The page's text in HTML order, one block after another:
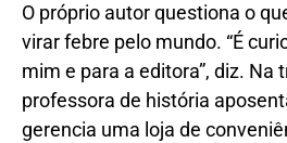
O próprio autor questiona o
virar febre pelo mundo. “É
mim e para a editora”, diz. Na
professora de história
gerencia uma loja de